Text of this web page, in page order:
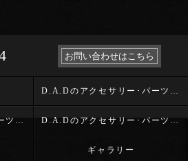
お問い合わせはこちら
D.A.Dのアクセサリー･パーツ･D.A.D OFFICIAL DEALER IKUMAの口コミ情報
D.A.Dのアクセサリー･パーツ･D.A.D OFFICIAL DEALER IKUMAの評判 D.A.Dのアクセサリー･パーツ･D.A.D OFFICIAL DEALER IKUMAのお客様の声
ギャラリー